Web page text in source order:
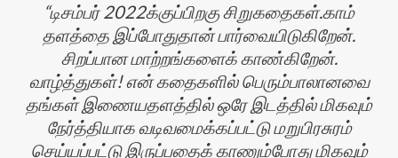
டிசம்பர் 2022க்குப்பிறகு சிறுகதைகள்.காம்
தளத்தை இப்போதுதான் பார்வையிடுகிறேன்.
சிறப்பான மாற்றங்களைக் காண்கிறேன்.
வாழ்த்துகள்! என் கதைகளில் பெரும்பாலானவை
தங்கள் இணையதளத்தில் ஒரே இடத்தில் மிகவும்
நேர்த்தியாக வடிவமைக்கப்பட்டு மறுபிரசுரம்
செய்யப்பட்டு இருப்பதைக் காணும்போது மிகவும்